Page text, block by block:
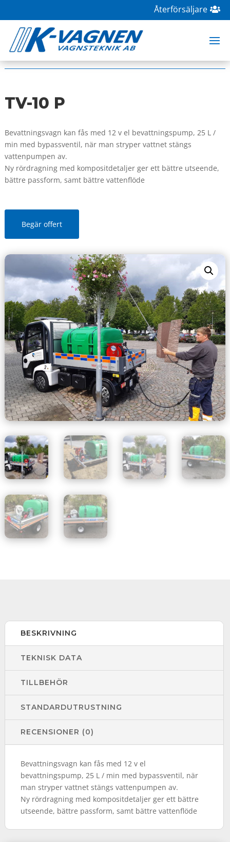
Återförsäljare
HOME | BUTIK|BEVATTNING| TV-10 P
TV-10 P
Bevattningsvagn kan fås med 12 v el bevattningspump, 25 L /
min med bypassventil, när man stryper vattnet stängs
vattenpumpen av.
Ny rördragning med kompositdetaljer ger ett bättre utseende,
bättre passform, samt bättre vattenflöde
Begär offert
BESKRIVNING
TEKNISK DATA
TILLBEHÖR
STANDARDUTRUSTNING
RECENSIONER (0)
Bevattningsvagn kan fås med 12 v el
bevattningspump, 25 L / min med bypassventil, när
man stryper vattnet stängs vattenpumpen av.
Ny rördragning med kompositdetaljer ger ett bättre
utseende, bättre passform, samt bättre vattenflöde